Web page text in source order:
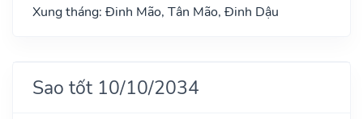
Xung tháng: Đinh Mão, Tân Mão, Đinh Dậu
Sao tốt 10/10/2034